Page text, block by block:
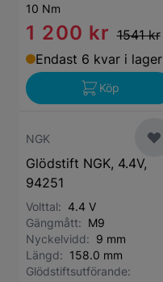
10 Nm
1 200 kr 1541 kr
Endast 6 kvar i lager
Köp
NGK
Glödstift NGK, 4.4V,
94251
Volttal: 4.4 V
Gängmått: M9
Nyckelvidd: 9 mm
Längd: 158.0 mm
Glödstiftsutförande: